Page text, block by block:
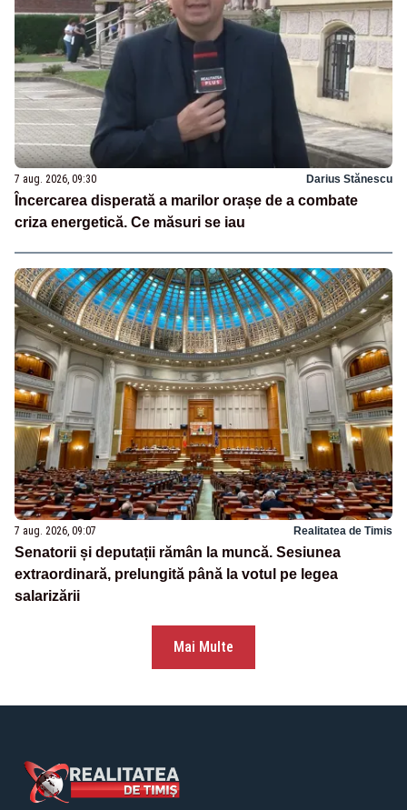
7 aug. 2026, 09:30 Darius Stănescu
Încercarea disperată a marilor orașe de a combate
criza energetică. Ce măsuri se iau
7 aug. 2026, 09:07 Realitatea de Timis
Senatorii și deputații rămân la muncă. Sesiunea
extraordinară, prelungită până la votul pe legea
salarizării
Mai Multe